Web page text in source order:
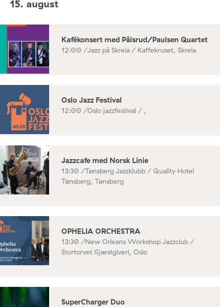
15. august
Kafékonsert med Pålsrud/Paulsen Quartet
12:00 /Jazz på Skreia / Kaffekruset, Skreia
Oslo Jazz Festival
12:00 /Oslo jazzfestival / ,
Jazzcafe med Norsk Linie
13:30 /Tønsberg Jazzklubb / Quality Hotel
Tønsberg, Tønsberg
OPHELIA ORCHESTRA
13:30 /New Orleans Workshop Jazzclub /
Stortorvet Gjæstgiveri, Oslo
SuperCharger Duo